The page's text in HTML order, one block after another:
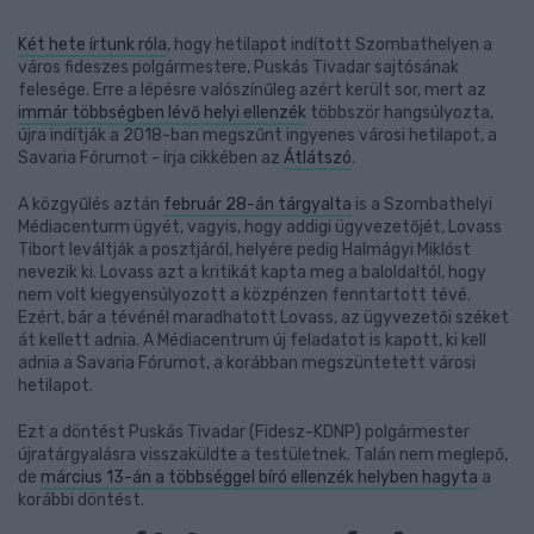
Két hete írtunk róla, hogy hetilapot indított Szombathelyen a
város fideszes polgármestere, Puskás Tivadar sajtósának
felesége. Erre a lépésre valószínűleg azért került sor, mert az
immár többségben lévő helyi ellenzék többször hangsúlyozta,
újra indítják a 2018-ban megszűnt ingyenes városi hetilapot, a
Savaria Fórumot - írja cikkében az Átlátszó.
A közgyűlés aztán február 28-án tárgyalta is a Szombathelyi
Médiacenturm ügyét, vagyis, hogy addigi ügyvezetőjét, Lovass
Tibort leváltják a posztjáról, helyére pedig Halmágyi Miklóst
nevezik ki. Lovass azt a kritikát kapta meg a baloldaltól, hogy
nem volt kiegyensúlyozott a közpénzen fenntartott tévé.
Ezért, bár a tévénél maradhatott Lovass, az ügyvezetői széket
át kellett adnia. A Médiacentrum új feladatot is kapott, ki kell
adnia a Savaria Fórumot, a korábban megszüntetett városi
hetilapot.
Ezt a döntést Puskás Tivadar (Fidesz-KDNP) polgármester
újratárgyalásra visszaküldte a testületnek. Talán nem meglepő,
de március 13-án a többséggel bíró ellenzék helyben hagyta a
korábbi döntést.